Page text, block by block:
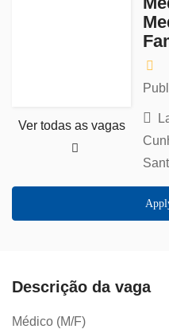
Ver todas as vagas
Descrição da vaga
Médico (M/F)